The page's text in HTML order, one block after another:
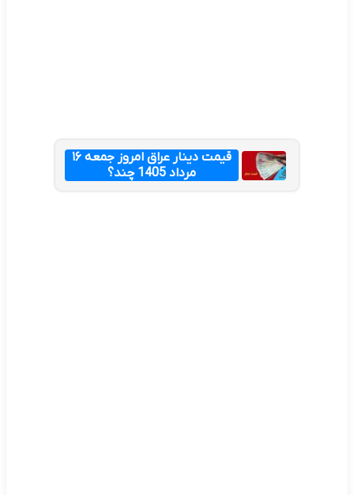
قیمت دینار عراق امروز جمعه ۱۶
مرداد 1405 چند؟